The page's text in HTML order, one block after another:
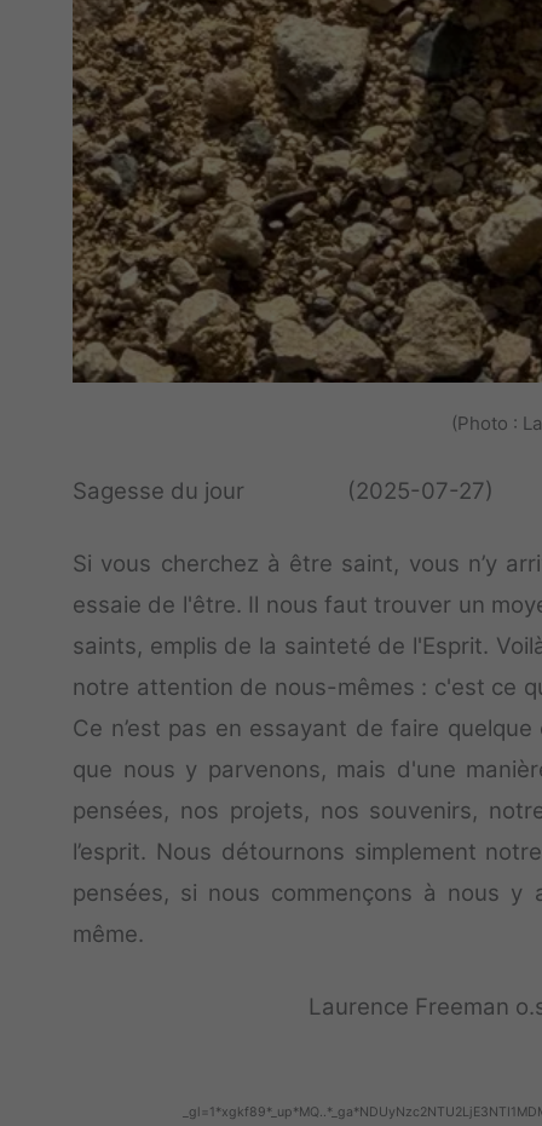
(Photo :
Sagesse du jour (2025-07-27)
Si vous cherchez à être saint, vous n’y
essaie de l'être. Il nous faut trouver un
saints, emplis de la sainteté de l'Esprit.
notre attention de nous-mêmes : c'est ce
Ce n’est pas en essayant de faire
que nous y parvenons, mais d'une
pensées, nos projets, nos souvenirs,
l’esprit. Nous détournons simplement
pensées, si nous commençons à nous
même.
Laurence Freeman